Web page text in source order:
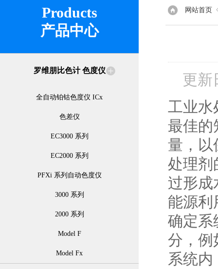
Products
产品中心
罗维朋比色计 色度仪
全自动铂钴色度仪 ICx
色差仪
EC3000 系列
EC2000 系列
PFXi 系列自动色度仪
3000 系列
2000 系列
Model F
Model Fx
网站首页
更
工业水
最佳的
量，以
处理剂
过形成
能源利
确定系
分，例
系统